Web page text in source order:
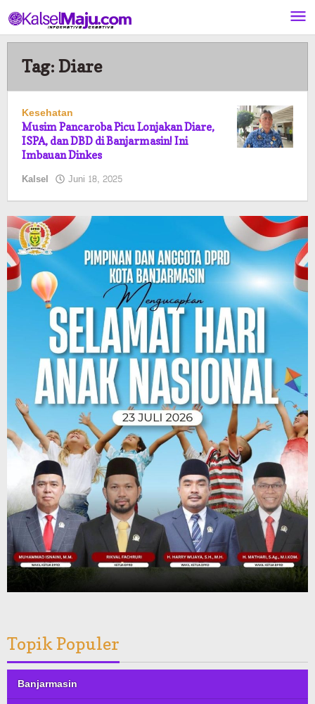
ke
konten
Tag: Diare
Kesehatan
Musim Pancaroba Picu Lonjakan Diare,
ISPA, dan DBD di Banjarmasin! Ini
Imbauan Dinkes
Kalsel Juni 18, 2025
Topik Populer
Banjarmasin